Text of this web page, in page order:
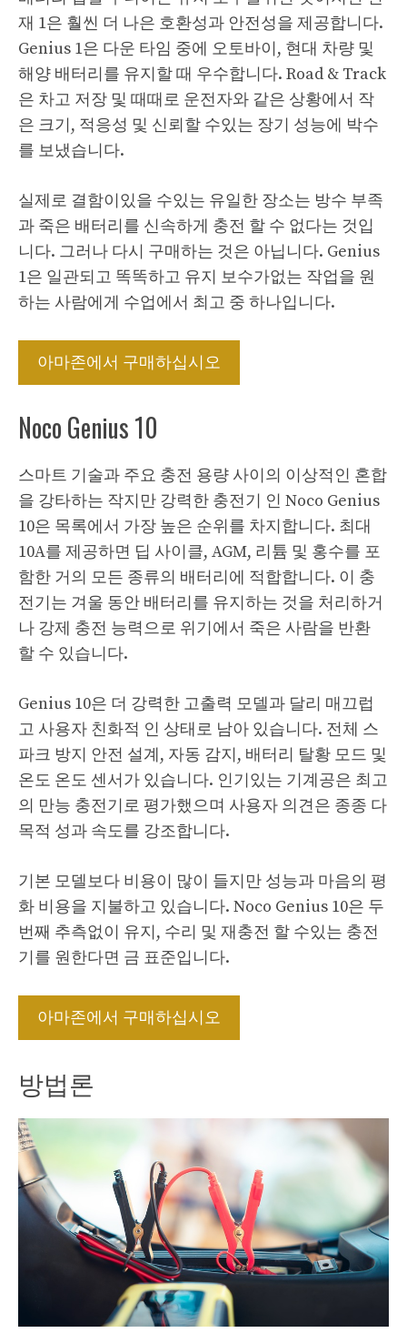
재 1은 훨씬 더 나은 호환성과 안전성을 제공합니다.
Genius 1은 다운 타임 중에 오토바이, 현대 차량 및
해양 배터리를 유지할 때 우수합니다. Road & Track
은 차고 저장 및 때때로 운전자와 같은 상황에서 작
은 크기, 적응성 및 신뢰할 수있는 장기 성능에 박수
를 보냈습니다.
실제로 결함이있을 수있는 유일한 장소는 방수 부족
과 죽은 배터리를 신속하게 충전 할 수 없다는 것입
니다. 그러나 다시 구매하는 것은 아닙니다. Genius
1은 일관되고 똑똑하고 유지 보수가없는 작업을 원
하는 사람에게 수업에서 최고 중 하나입니다.
아마존에서 구매하십시오
Noco Genius 10
스마트 기술과 주요 충전 용량 사이의 이상적인 혼합
을 강타하는 작지만 강력한 충전기 인 Noco Genius
10은 목록에서 가장 높은 순위를 차지합니다. 최대
10A를 제공하면 딥 사이클, AGM, 리튬 및 홍수를 포
함한 거의 모든 종류의 배터리에 적합합니다. 이 충
전기는 겨울 동안 배터리를 유지하는 것을 처리하거
나 강제 충전 능력으로 위기에서 죽은 사람을 반환
할 수 있습니다.
Genius 10은 더 강력한 고출력 모델과 달리 매끄럽
고 사용자 친화적 인 상태로 남아 있습니다. 전체 스
파크 방지 안전 설계, 자동 감지, 배터리 탈황 모드 및
온도 온도 센서가 있습니다. 인기있는 기계공은 최고
의 만능 충전기로 평가했으며 사용자 의견은 종종 다
목적 성과 속도를 강조합니다.
기본 모델보다 비용이 많이 들지만 성능과 마음의 평
화 비용을 지불하고 있습니다. Noco Genius 10은 두
번째 추측없이 유지, 수리 및 재충전 할 수있는 충전
기를 원한다면 금 표준입니다.
아마존에서 구매하십시오
방법론